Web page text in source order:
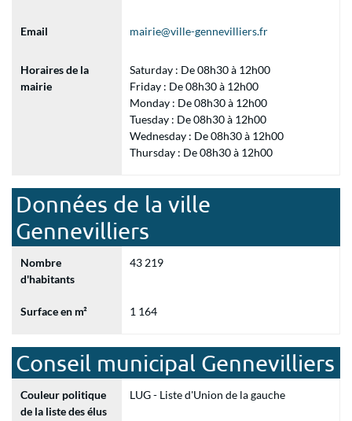
Email mairie@ville-gennevilliers.fr
Horaires de la
mairie
Saturday : De 08h30 à 12h00
Friday : De 08h30 à 12h00
Monday : De 08h30 à 12h00
Tuesday : De 08h30 à 12h00
Wednesday : De 08h30 à 12h00
Thursday : De 08h30 à 12h00
Données de la ville
Gennevilliers
Nombre
d'habitants
43 219
Surface en m² 1 164
Conseil municipal Gennevilliers
Couleur politique
de la liste des élus
LUG - Liste d'Union de la gauche